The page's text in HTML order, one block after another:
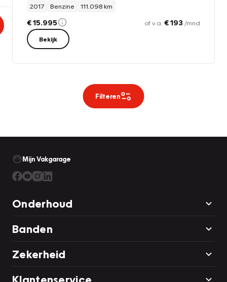
2017
Benzine 111.098 km
€ 15.995 of v.a. € 193 /mnd
Bekijk
Filteren
Mijn Vakgarage
Onderhoud
Banden
Zekerheid
Klantenservice